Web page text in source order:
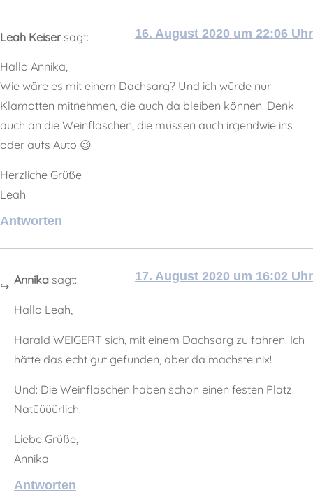
Leah Keiser sagt: 16. August 2020 um 22:06 Uhr
Hallo Annika,
Wie wäre es mit einem Dachsarg? Und ich würde nur
Klamotten mitnehmen, die auch da bleiben können. Denk
auch an die Weinflaschen, die müssen auch irgendwie ins
oder aufs Auto 😉
Herzliche Grüße
Leah
Antworten
Annika sagt: 17. August 2020 um 16:02 Uhr
Hallo Leah,
Harald WEIGERT sich, mit einem Dachsarg zu fahren. Ich
hätte das echt gut gefunden, aber da machste nix!
Und: Die Weinflaschen haben schon einen festen Platz.
Natüüüürlich.
Liebe Grüße,
Annika
Antworten